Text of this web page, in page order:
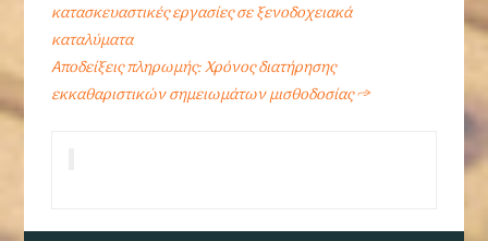
κατασκευαστικές εργασίες σε ξενοδοχειακά
καταλύματα
Αποδείξεις πληρωμής: Χρόνος διατήρησης
εκκαθαριστικών σημειωμάτων μισθοδοσίας→